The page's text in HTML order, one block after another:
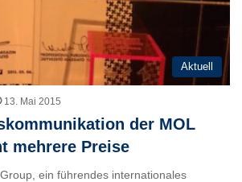
Aktuell
13. Mai 2015
der MOL
mehrere Preise
ein führendes internationales